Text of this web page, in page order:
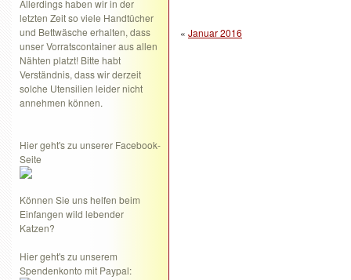
Allerdings haben wir in der
letzten Zeit so viele Handtücher
und Bettwäsche erhalten, dass
unser Vorratscontainer aus allen
Nähten platzt! Bitte habt
Verständnis, dass wir derzeit
solche Utensilien leider nicht
annehmen können.
Hier geht's zu unserer Facebook-
Seite
Können Sie uns helfen beim
Einfangen wild lebender
Katzen?
Hier geht's zu unserem
Spendenkonto mit Paypal:
« Januar 2016